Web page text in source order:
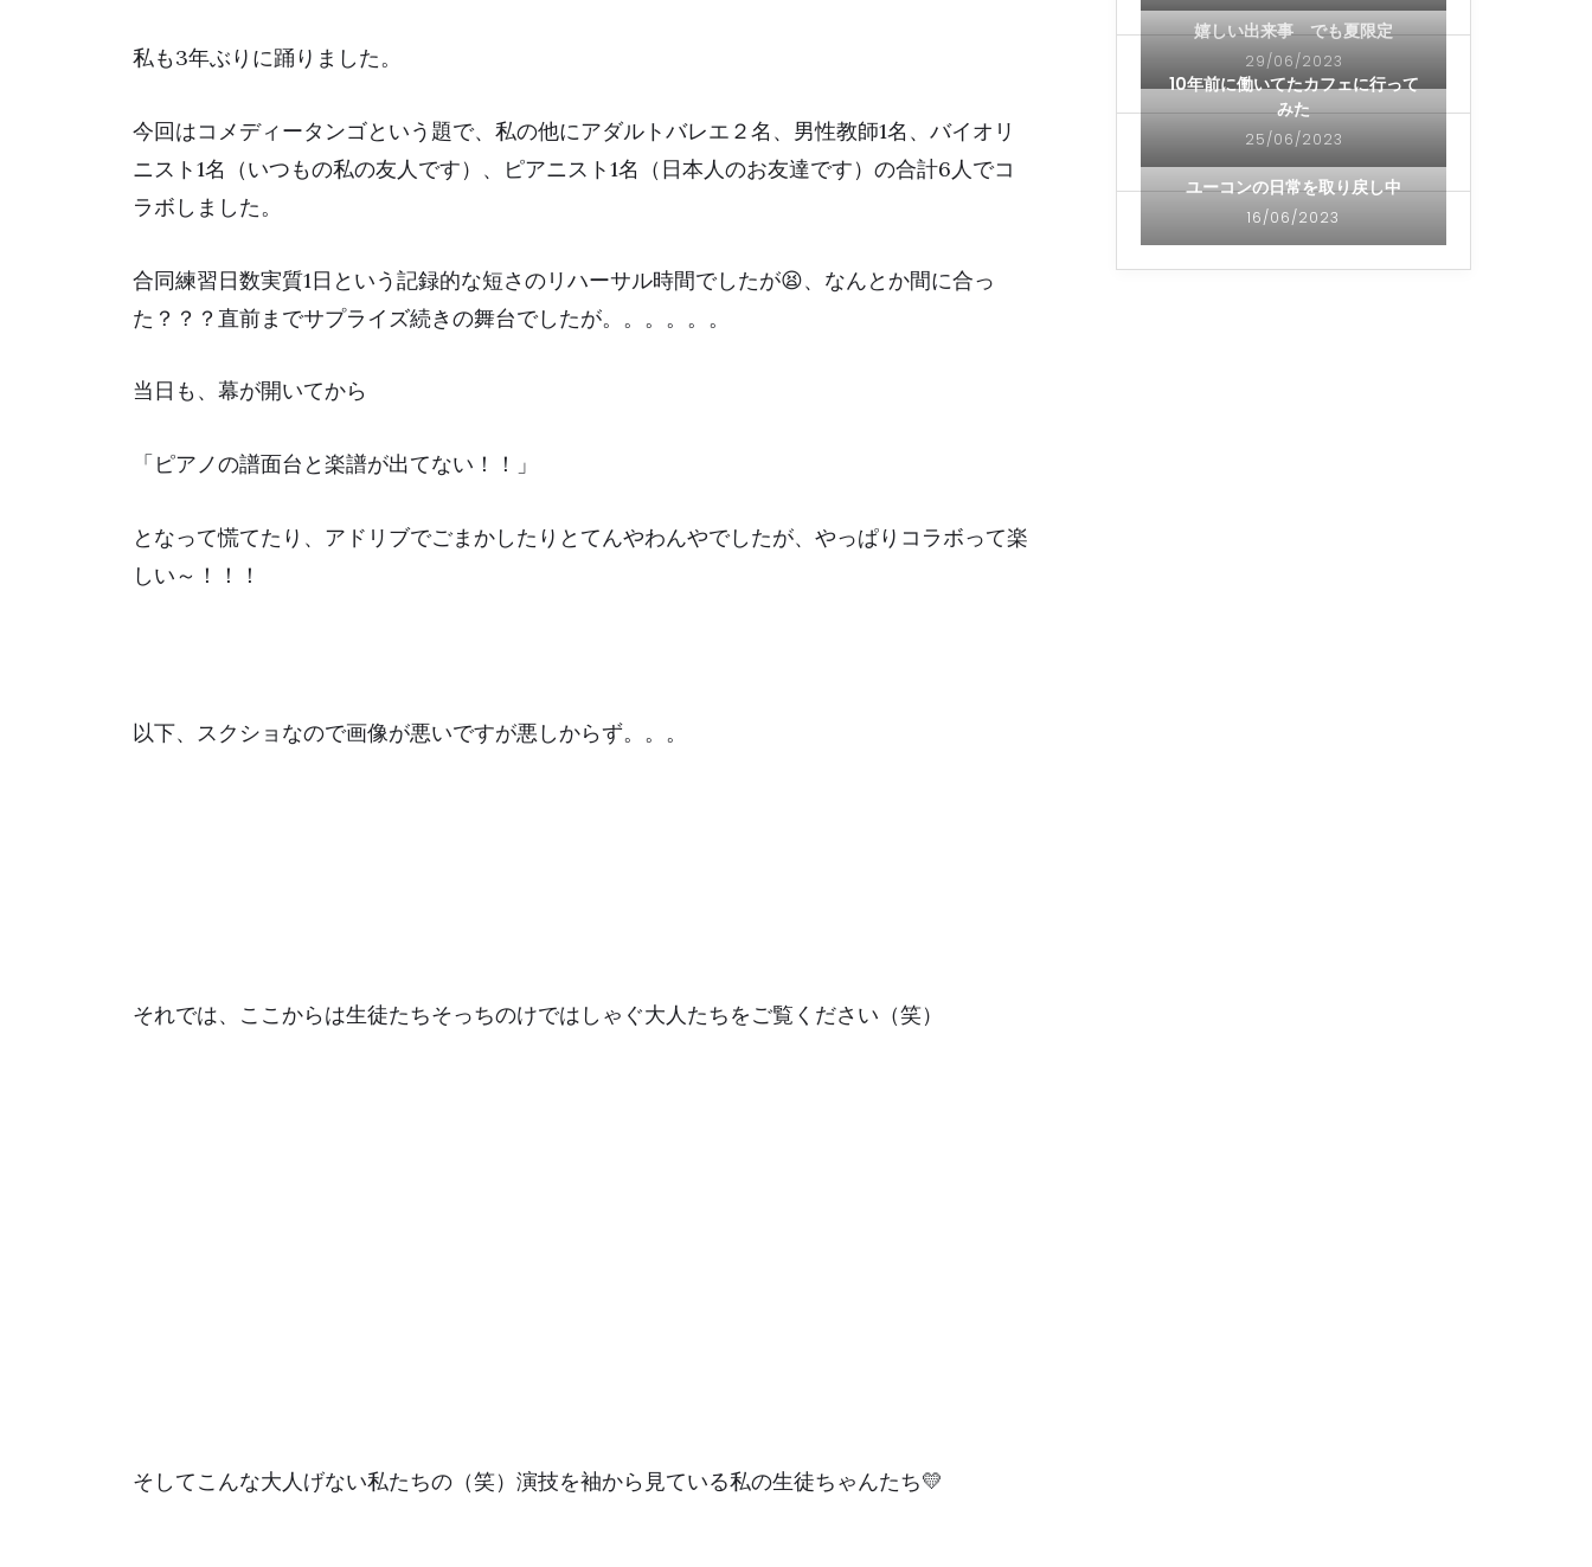
私も3年ぶりに踊りました。
今回はコメディータンゴという題で、私の他にアダルトバレエ２名、男性教師1名、バイオリ
ニスト1名（いつもの私の友人です）、ピアニスト1名（日本人のお友達です）の合計6人でコ
ラボしました。
合同練習日数実質1日という記録的な短さのリハーサル時間でしたが😫、なんとか間に合っ
た？？？直前までサプライズ続きの舞台でしたが。。。。。。
当日も、幕が開いてから
「ピアノの譜面台と楽譜が出てない！！」
となって慌てたり、アドリブでごまかしたりとてんやわんやでしたが、やっぱりコラボって楽
しい～！！！
以下、スクショなので画像が悪いですが悪しからず。。。
それでは、ここからは生徒たちそっちのけではしゃぐ大人たちをご覧ください（笑）
そしてこんな大人げない私たちの（笑）演技を袖から見ている私の生徒ちゃんたち💛
嬉しい出来事 でも夏限定
29/06/2023
10年前に働いてたカフェに行って
みた
25/06/2023
ユーコンの日常を取り戻し中
16/06/2023